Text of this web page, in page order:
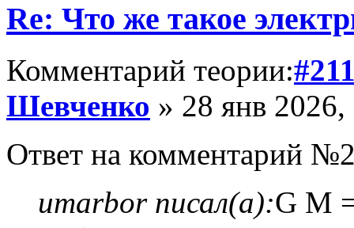
Re: Что же такое
Комментарий теории:
Шевченко » 28 янв
Ответ на комментарий
umarbor писал(а):G M